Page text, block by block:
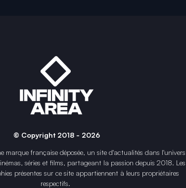
© Copyright 2018 - 2026
marque françaisedéposée, un site d'actualités dans l'univers
séries et films, partageant la passion depuis 2018. Les
présentes sur ce site appartiennent à leurs propriétaires
respectifs.